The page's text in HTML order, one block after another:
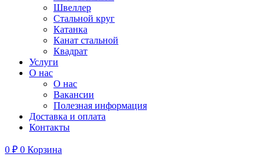
Швеллер
Стальной круг
Катанка
Канат стальной
Квадрат
Услуги
О нас
О нас
Вакансии
Полезная информация
Доставка и оплата
Контакты
0 ₽ 0 Корзина